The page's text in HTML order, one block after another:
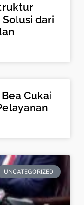
dari
Cukai
UNCATEGORIZED